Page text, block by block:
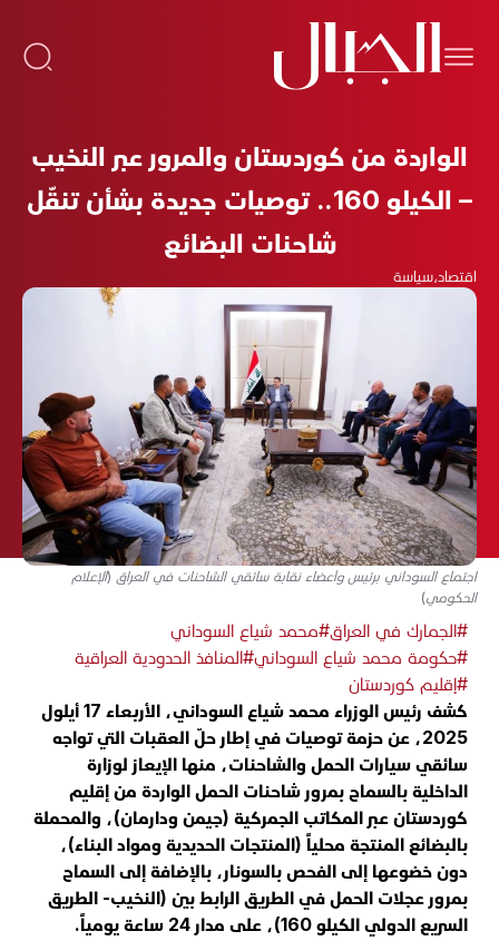
الواردة من كوردستان والمرور عبر النخيب
– الكيلو 160.. توصيات جديدة بشأن تنقّل
شاحنات البضائع
اقتصاد،سياسة
اجتماع السوداني برئيس وأعضاء نقابة سائقي الشاحنات في العراق (الإعلام
الحكومي)
#الجمارك في العراق#محمد شياع السوداني
#حكومة محمد شياع السوداني#المنافذ الحدودية العراقية
#إقليم كوردستان
كشف رئيس الوزراء محمد شياع السوداني، الأربعاء 17 أيلول
2025، عن حزمة توصيات في إطار حلّ العقبات التي تواجه
سائقي سيارات الحمل والشاحنات، منها الإيعاز لوزارة
الداخلية بالسماح بمرور شاحنات الحمل الواردة من إقليم
كوردستان عبر المكاتب الجمركية (جيمن ودارمان)، والمحملة
بالبضائع المنتجة محلياً (المنتجات الحديدية ومواد البناء)،
دون خضوعها إلى الفحص بالسونار، بالإضافة إلى السماح
بمرور عجلات الحمل في الطريق الرابط بين (النخيب- الطريق
السريع الدولي الكيلو 160)، على مدار 24 ساعة يومياً.